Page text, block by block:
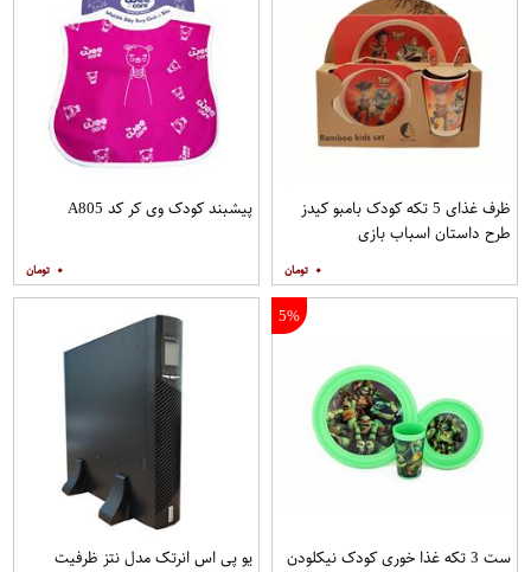
ظرف غذای 5 تکه کودک بامبو کیدز
طرح داستان اسباب بازی
۰
پیشبند کودک وی کر کد A805
۰
5%
ست 3 تکه غذا خوری کودک نیکلودن
یو پی اس انرتک مدل نتز ظرفیت